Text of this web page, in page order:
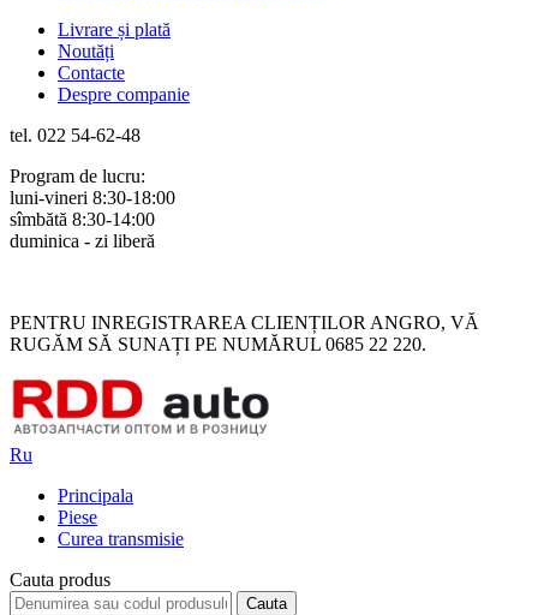
Livrare și plată
Noutăți
Contacte
Despre companie
tel. 022 54-62-48
Program de lucru:
luni-vineri 8:30-18:00
sîmbătă 8:30-14:00
duminica - zi liberă
PENTRU INREGISTRAREA CLIENȚILOR ANGRO, VĂ
RUGĂM SĂ SUNAȚI PE NUMĂRUL 0685 22 220.
Ru
Principala
Piese
Curea transmisie
Cauta produs